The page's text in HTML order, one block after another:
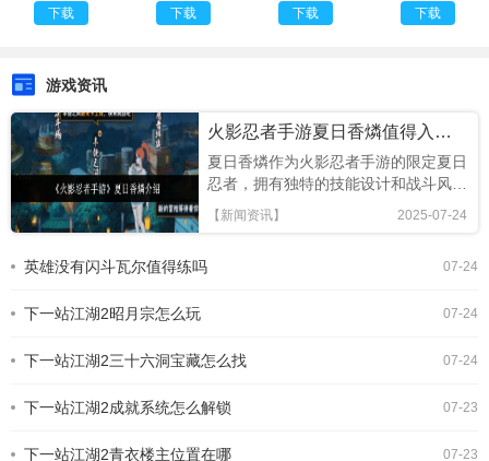
造塔
下载
游
下载
驶
下载
2024
下载
游戏资讯
火影忍者手游夏日香燐值得入手吗
夏日香燐作为火影忍者手游的限定夏日
忍者，拥有独特的技能设计和战斗风
格，本文将从技能解析、连招技巧及竞
技场表现全面评估，助你判断是否值得
基础攻击方面，夏日香燐的普攻为五段
主，具备良好的起手能力，第三段下劈
段持续输出中，锁链从地面穿出进行终
中效果。需要注意的是，最后一段
2025-07-24
【新闻资讯】
07-24
英雄没有闪斗瓦尔值得练吗
07-24
下一站江湖2昭月宗怎么玩
07-24
下一站江湖2三十六洞宝藏怎么找
07-23
下一站江湖2成就系统怎么解锁
07-23
下一站江湖2青衣楼主位置在哪